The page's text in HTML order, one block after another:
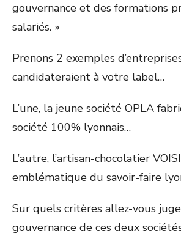
gouvernance et des formations
salariés. »
Prenons 2 exemples
candidateraient à votre label…
L’une, la jeune société OPLA
société 100% lyonnais…
L’autre, l’artisan-chocolatier
emblématique du savoir-faire
Sur quels critères allez-vous
gouvernance de ces deux